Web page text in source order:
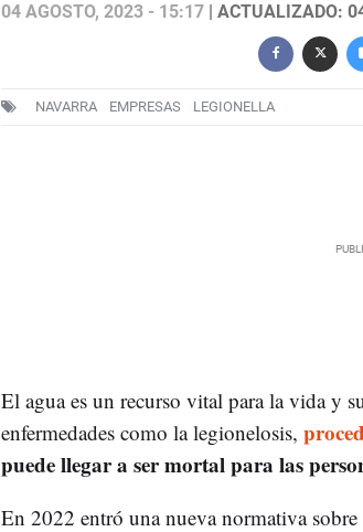
04 AGOSTO, 2023 - 15:17| ACTUALIZADO:
NAVARRA EMPRESAS LEGIONELLA
El agua es un recurso vital para la vida y
enfermedades como la legionelosis,
puede llegar a ser mortal para las
En 2022 entró una nueva normativa